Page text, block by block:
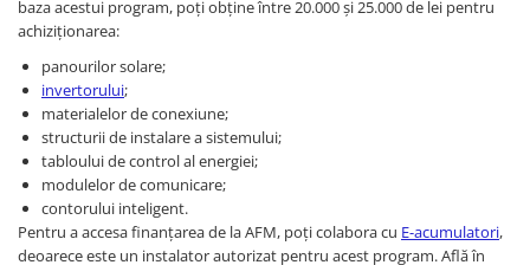
baza acestui program, poți obține între 20.000 și 25.000 de lei pentru
achiziționarea:
panourilor solare;
invertorului;
materialelor de conexiune;
structurii de instalare a sistemului;
tabloului de control al energiei;
modulelor de comunicare;
contorului inteligent.
Pentru a accesa finanțarea de la AFM, poți colabora cu E-acumulatori,
deoarece este un instalator autorizat pentru acest program. Află în